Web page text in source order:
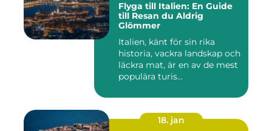
Flyga till Italien: En Guide
till Resan du Aldrig
Glömmer
Italien, känt för sin rika
historia, vackra landskap och
läckra mat, är en av de mest
populära turis...
18. jan